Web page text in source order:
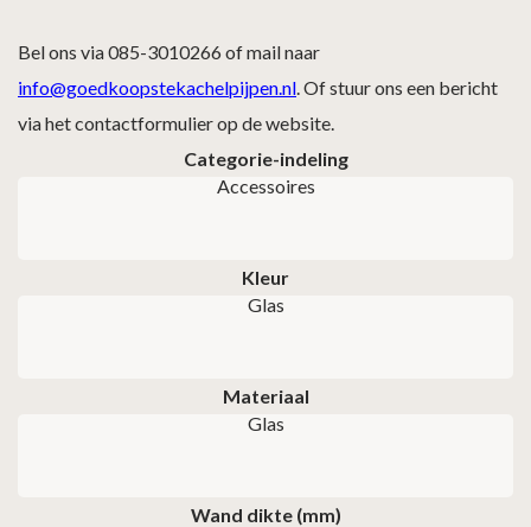
Bel ons via 085-3010266 of mail naar
info@goedkoopstekachelpijpen.nl. Of stuur ons een bericht
via het contactformulier op de website.
Categorie-indeling
Accessoires
Kleur
Glas
Materiaal
Glas
Wand dikte (mm)